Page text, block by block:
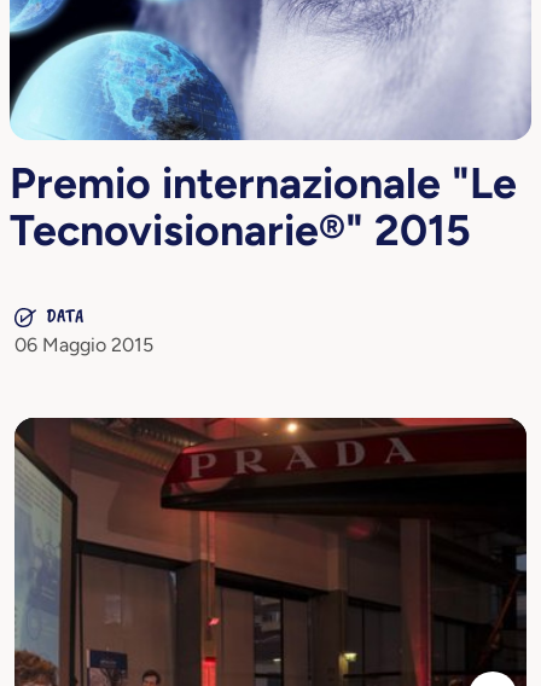
Premio internazionale "Le
Tecnovisionarie®" 2015
DATA
06 Maggio 2015